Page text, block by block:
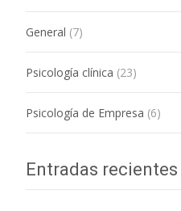
General (7)
Psicología clínica (23)
Psicología de Empresa (6)
Entradas recientes